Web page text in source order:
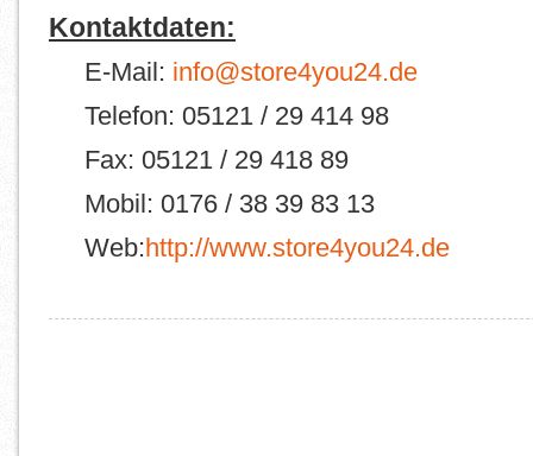
Kontaktdaten:
E-Mail: info@store4you24.de
Telefon: 05121 / 29 414 98
Fax: 05121 / 29 418 89
Mobil: 0176 / 38 39 83 13
Web:http://www.store4you24.de